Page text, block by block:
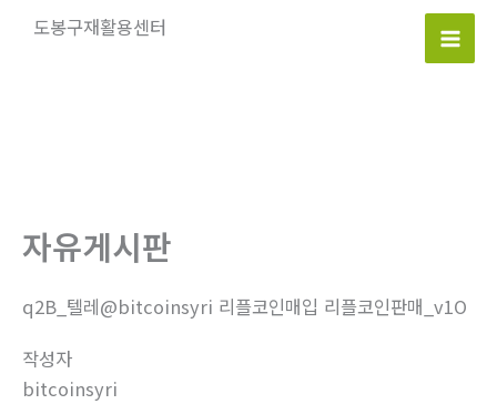
도봉구재활용센터
Main
자유게시판
q2B_텔레@bitcoinsyri 리플코인매입 리플코인판매_v1O
작성자
bitcoinsyri